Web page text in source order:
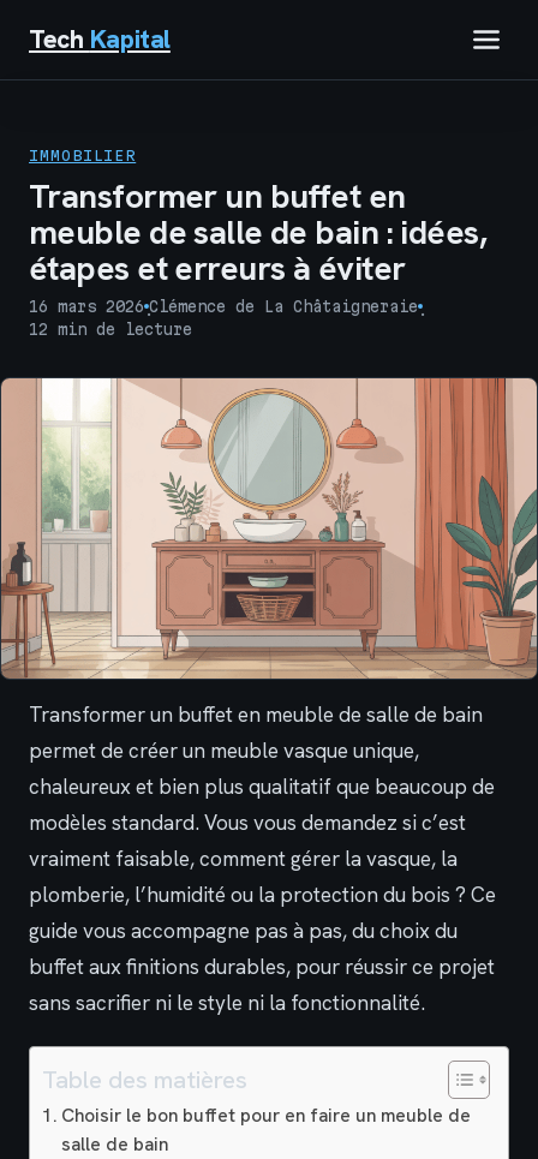
Tech Kapital
BUSINESS
MARKETING
IMMOBILIER
Transformer un buffet en
meuble de salle de bain : idées,
étapes et erreurs à éviter
16 mars 2026
·
Clémence de La Châtaigneraie
·
12 min de lecture
Transformer un buffet en meuble de salle de bain
permet de créer un meuble vasque unique,
chaleureux et bien plus qualitatif que beaucoup de
modèles standard. Vous vous demandez si c’est
vraiment faisable, comment gérer la vasque, la
plomberie, l’humidité ou la protection du bois ? Ce
guide vous accompagne pas à pas, du choix du
buffet aux finitions durables, pour réussir ce projet
sans sacrifier ni le style ni la fonctionnalité.
Table des matières
Choisir le bon buffet pour en faire un meuble de
salle de bain